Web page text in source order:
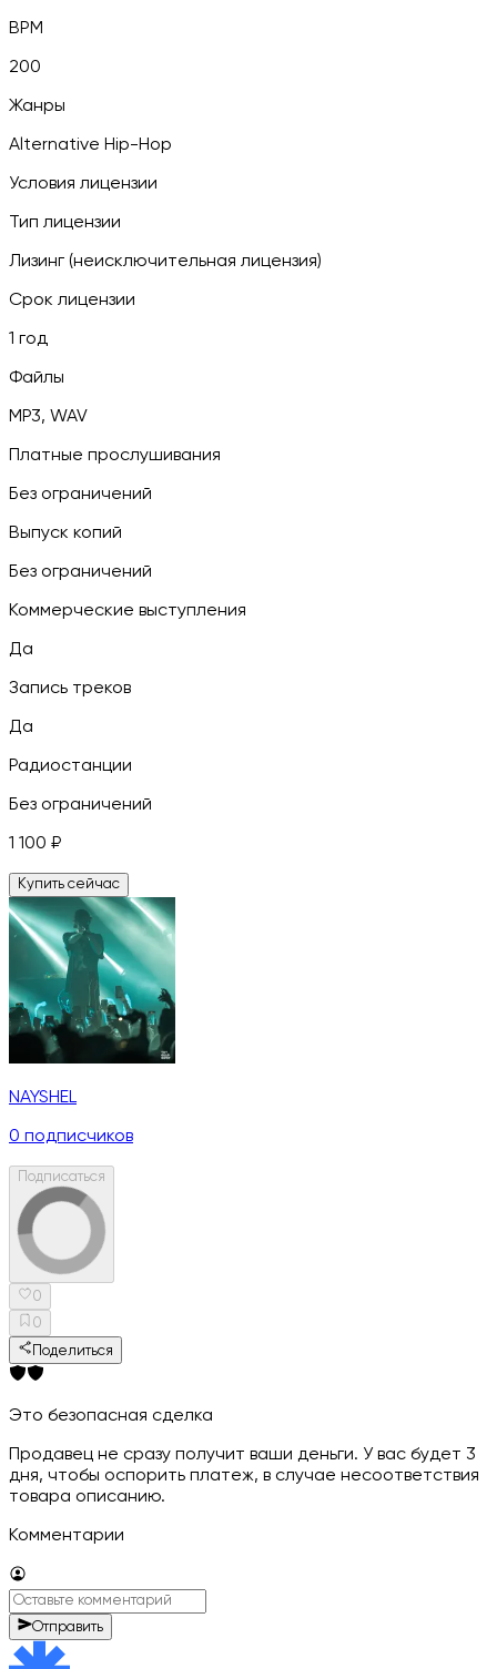
BPM
200
Жанры
Alternative Hip-Hop
Условия лицензии
Тип лицензии
Лизинг (неисключительная лицензия)
Срок лицензии
1 год
Файлы
MP3, WAV
Платные прослушивания
Без ограничений
Выпуск копий
Без ограничений
Коммерческие выступления
Да
Запись треков
Да
Радиостанции
Без ограничений
1 100 ₽
Купить сейчас
NAYSHEL
0 подписчиков
Подписаться
0
0
Поделиться
Это безопасная сделка
Продавец не сразу получит ваши деньги. У вас будет 3
дня, чтобы оспорить платеж, в случае несоответствия
товара описанию.
Комментарии
Отправить